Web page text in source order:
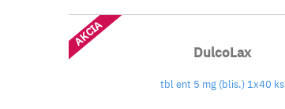
DulcoLax
tbl ent 5 mg (blis.) 1x40 ks
AKCIA